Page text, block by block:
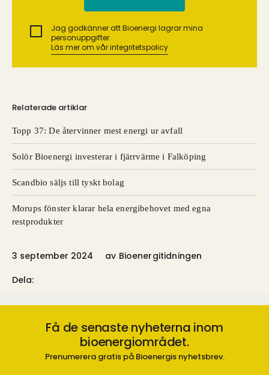
Jag godkänner att Bioenergi lagrar mina
personuppgifter.
Läs mer om vår integritetspolicy
Relaterade artiklar
Topp 37: De återvinner mest energi ur avfall
Solör Bioenergi investerar i fjärrvärme i Falköping
Scandbio säljs till tyskt bolag
Morups fönster klarar hela energibehovet med egna
restprodukter
3 september 2024 av Bioenergitidningen
Dela:
Få de senaste nyheterna inom
bioenergiområdet.
Prenumerera gratis på Bioenergis nyhetsbrev.